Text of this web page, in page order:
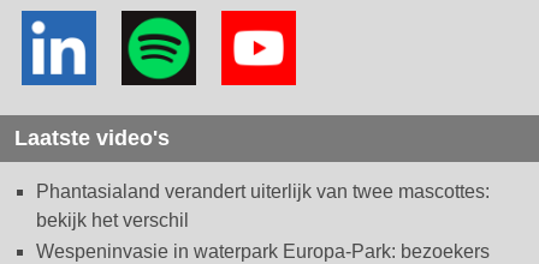
Laatste video's
Phantasialand verandert uiterlijk van twee mascottes:
bekijk het verschil
Wespeninvasie in waterpark Europa-Park: bezoekers